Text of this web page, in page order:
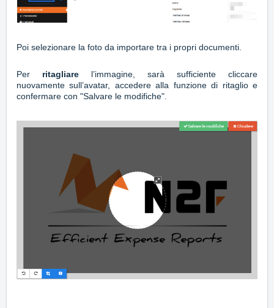
Poi selezionare la foto da importare tra i propri documenti.
Per ritagliare l’immagine, sarà sufficiente cliccare
nuovamente sull’avatar, accedere alla funzione di ritaglio e
confermare con "Salvare le modifiche".